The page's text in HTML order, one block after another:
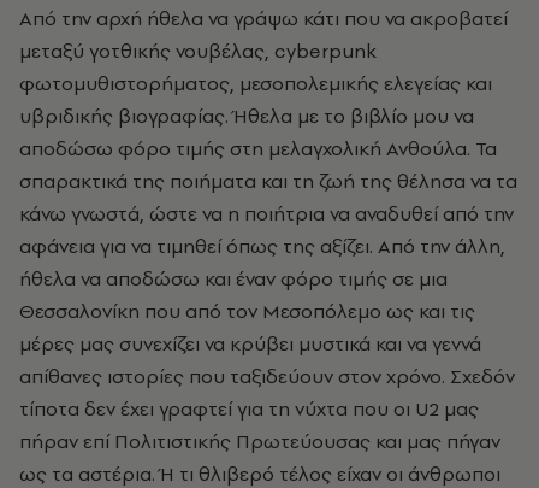
Από την αρχή ήθελα να γράψω κάτι που να ακροβατεί
μεταξύ γοτθικής νουβέλας, cyberpunk
φωτομυθιστορήματος, μεσοπολεμικής ελεγείας και
υβριδικής βιογραφίας. Ήθελα με το βιβλίο μου να
αποδώσω φόρο τιμής στη μελαγχολική Ανθούλα. Τα
σπαρακτικά της ποιήματα και τη ζωή της θέλησα να τα
κάνω γνωστά, ώστε να η ποιήτρια να αναδυθεί από την
αφάνεια για να τιμηθεί όπως της αξίζει. Από την άλλη,
ήθελα να αποδώσω και έναν φόρο τιμής σε μια
Θεσσαλονίκη που από τον Μεσοπόλεμο ως και τις
μέρες μας συνεχίζει να κρύβει μυστικά και να γεννά
απίθανες ιστορίες που ταξιδεύουν στον χρόνο. Σχεδόν
τίποτα δεν έχει γραφτεί για τη νύχτα που οι U2 μας
πήραν επί Πολιτιστικής Πρωτεύουσας και μας πήγαν
ως τα αστέρια. Ή τι θλιβερό τέλος είχαν οι άνθρωποι